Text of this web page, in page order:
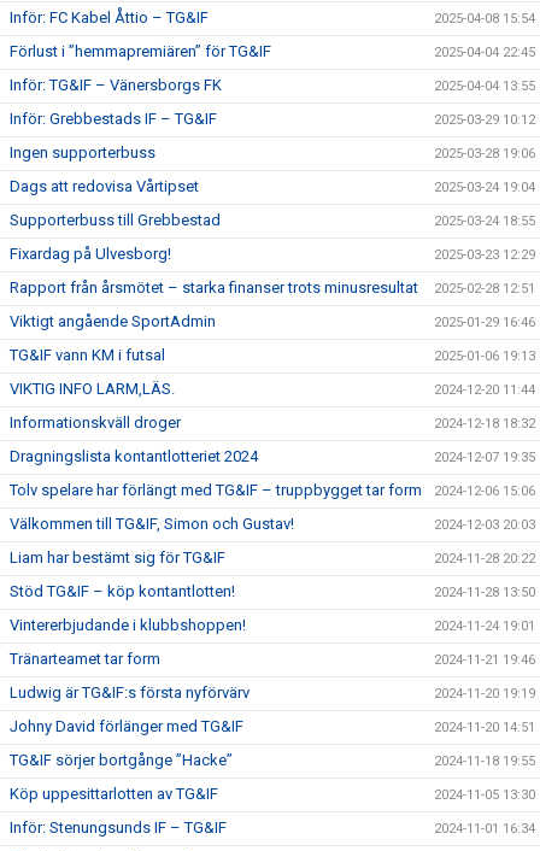
Inför: FC Kabel Åttio – TG&IF 2025-04-08 15:54
Förlust i ”hemmapremiären” för TG&IF 2025-04-04 22:45
Inför: TG&IF – Vänersborgs FK 2025-04-04 13:55
Inför: Grebbestads IF – TG&IF 2025-03-29 10:12
Ingen supporterbuss 2025-03-28 19:06
Dags att redovisa Vårtipset 2025-03-24 19:04
Supporterbuss till Grebbestad 2025-03-24 18:55
Fixardag på Ulvesborg! 2025-03-23 12:29
Rapport från årsmötet – starka finanser trots minusresultat 2025-02-28 12:51
Viktigt angående SportAdmin 2025-01-29 16:46
TG&IF vann KM i futsal 2025-01-06 19:13
VIKTIG INFO LARM,LÄS. 2024-12-20 11:44
Informationskväll droger 2024-12-18 18:32
Dragningslista kontantlotteriet 2024 2024-12-07 19:35
Tolv spelare har förlängt med TG&IF – truppbygget tar form 2024-12-06 15:06
Välkommen till TG&IF, Simon och Gustav! 2024-12-03 20:03
Liam har bestämt sig för TG&IF 2024-11-28 20:22
Stöd TG&IF – köp kontantlotten! 2024-11-28 13:50
Vintererbjudande i klubbshoppen! 2024-11-24 19:01
Tränarteamet tar form 2024-11-21 19:46
Ludwig är TG&IF:s första nyförvärv 2024-11-20 19:19
Johny David förlänger med TG&IF 2024-11-20 14:51
TG&IF sörjer bortgånge ”Hacke” 2024-11-18 19:55
Köp uppesittarlotten av TG&IF 2024-11-05 13:30
Inför: Stenungsunds IF – TG&IF 2024-11-01 16:34